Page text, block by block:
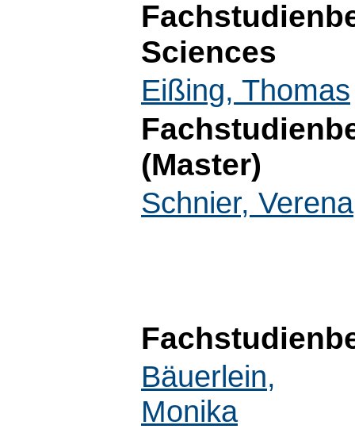
Sciences
Eißing, Thomas
(Master)
Schnier, Verena
Bäuerlein,
Monika